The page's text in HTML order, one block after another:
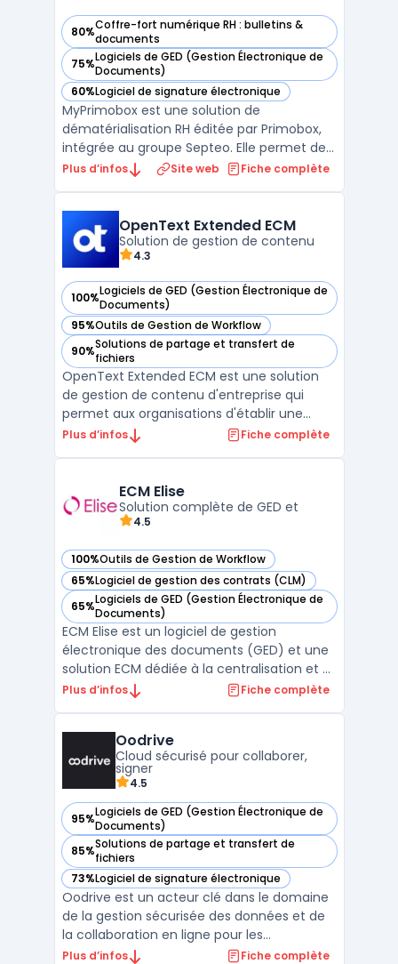
80%Coffre-fort numérique RH : bulletins &
documents
— voir MyPrimobox dans cette catégorie
75%Logiciels de GED (Gestion Électronique de
Documents)
— voir MyPrimobox dans cette catégorie
60%Logiciel de signature électronique
— voir MyPrimobox dans cette catégorie
MyPrimobox est une solution de
dématérialisation RH éditée par Primobox,
intégrée au groupe Septeo. Elle permet de
distribuer les bulletins de paie
collaborateur accède à ses documents
depuis un espace personnel sécuris ...
Plus d’infos Site web Fiche complète
OpenText Extended ECM
Solution de gestion de contenu
4.3
100%Logiciels de GED (Gestion Électronique de
Documents)
— voir OpenText Extended ECM dans cette catégorie
95%Outils de Gestion de Workflow
— voir OpenText Extended ECM dans cette catégorie
90%Solutions de partage et transfert de
fichiers
— voir OpenText Extended ECM dans cette catégorie
OpenText Extended ECM est une solution
de gestion de contenu d'entreprise qui
permet aux organisations d'établir une
gouvernance efficace des informations
intégration transparente avec les
applications ERP et CRM, faci ...
Plus d’infos Fiche complète
ECM Elise
Solution complète de GED et
4.5
100%Outils de Gestion de Workflow
— voir ECM Elise dans cette catégorie
65%Logiciel de gestion des contrats (CLM)
— voir ECM Elise dans cette catégorie
65%Logiciels de GED (Gestion Électronique de
Documents)
— voir ECM Elise dans cette catégorie
ECM Elise est un logiciel de gestion
électronique des documents (GED) et une
solution ECM dédiée à la centralisation et à
l’automatisation des processus
gestion complète des documents, depuis
leur création, leur validation, jusqu’à ...
Plus d’infos Fiche complète
Oodrive
Cloud sécurisé pour collaborer,
signer
4.5
95%Logiciels de GED (Gestion Électronique de
Documents)
— voir Oodrive dans cette catégorie
85%Solutions de partage et transfert de
fichiers
— voir Oodrive dans cette catégorie
73%Logiciel de signature électronique
— voir Oodrive dans cette catégorie
Oodrive est un acteur clé dans le domaine
de la gestion sécurisée des données et de
la collaboration en ligne pour les
entreprises. Avec ses solutions certifiées et
Plus d’infos Fiche complète